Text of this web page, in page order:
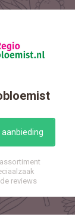
aanbieding
reviews